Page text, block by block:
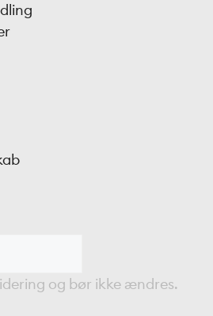
og bør ikke ændres.